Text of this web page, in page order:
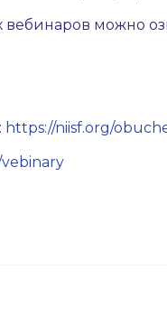
можно
https://niisf.org/